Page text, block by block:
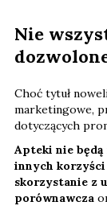
Nie
Choć tytuł
marketingowe,
dotyczących
Apteki nie będą
innych
skorzystanie z
porównawcza